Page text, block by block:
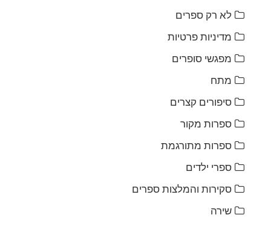
לא רק ספרים
מדיניות פרטיות
מפגשי סופרים
מתח
סיפורים קצרים
ספרות מקור
ספרות מתורגמת
ספרי ילדים
סקירות והמלצות ספרים
שירה